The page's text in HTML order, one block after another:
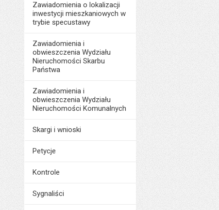
Zawiadomienia o lokalizacji
inwestycji mieszkaniowych w
trybie specustawy
Zawiadomienia i
obwieszczenia Wydziału
Nieruchomości Skarbu
Państwa
Zawiadomienia i
obwieszczenia Wydziału
Nieruchomości Komunalnych
Skargi i wnioski
Petycje
Kontrole
Sygnaliści